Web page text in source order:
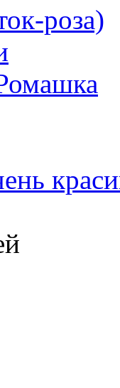
роза)